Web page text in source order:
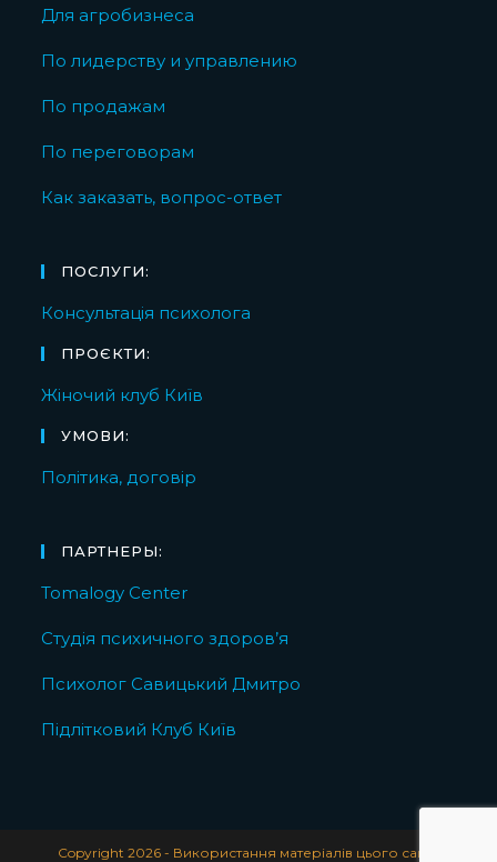
Для агробизнеса
По лидерству и управлению
По продажам
По переговорам
Как заказать, вопрос-ответ
ПОСЛУГИ:
Консультація психолога
ПРОЄКТИ:
Жіночий клуб Київ
УМОВИ:
Політика, договір
ПАРТНЕРЫ:
Tomalogy Center
Студія психичного здоров’я
Психолог Савицький Дмитро
Підлітковий Клуб Київ
Copyright 2026 - Використання матеріалів цього сайту